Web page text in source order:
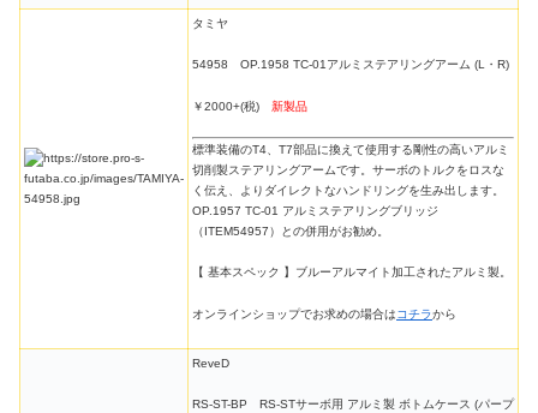
タミヤ
54958 OP.1958 TC-01アルミステアリングアーム (L・R)
￥2000+(税) 新製品
標準装備のT4、T7部品に換えて使用する剛性の高いアルミ
切削製ステアリングアームです。サーボのトルクをロスな
く伝え、よりダイレクトなハンドリングを生み出します。
OP.1957 TC-01 アルミステアリングブリッジ
（ITEM54957）との併用がお勧め。
【 基本スペック 】ブルーアルマイト加工されたアルミ製。
オンラインショップでお求めの場合はコチラから
ReveD
RS-ST-BP RS-STサーボ用 アルミ製 ボトムケース (パープ